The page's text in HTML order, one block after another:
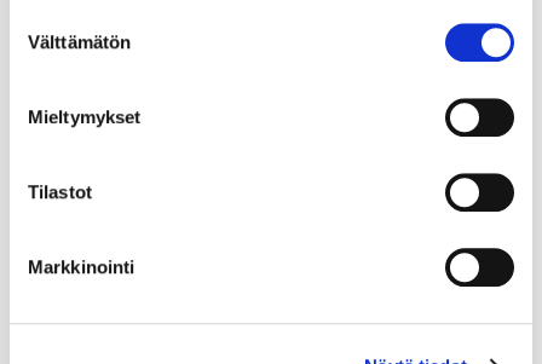
valinta
Välttämätön
Mieltymykset
Tilastot
Markkinointi